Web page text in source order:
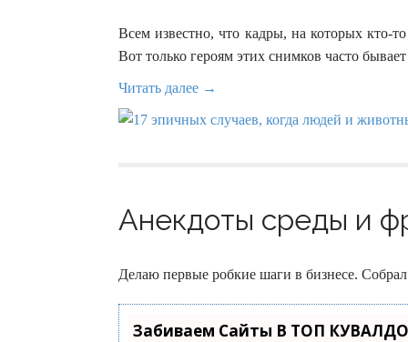
Всем известно, что кадры, на которых кто-
Вот только героям этих снимков часто
Читать далее →
Анекдоты среды и
Делаю первые робкие шаги в бизнесе.
Забиваем Сайты В ТОП